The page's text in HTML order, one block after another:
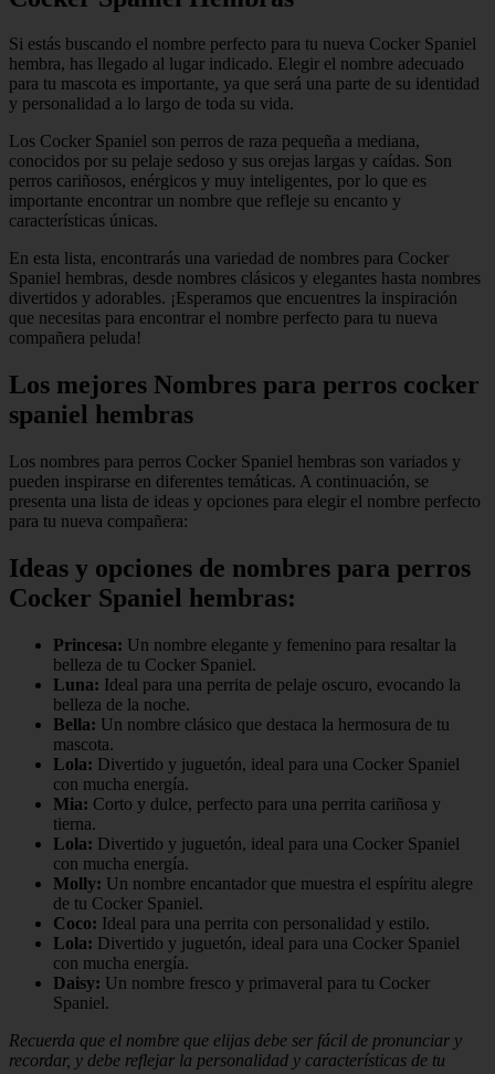
Si estás buscando el nombre perfecto para tu nueva Cocker Spaniel
hembra, has llegado al lugar indicado. Elegir el nombre adecuado
para tu mascota es importante, ya que será una parte de su identidad
y personalidad a lo largo de toda su vida.
Los Cocker Spaniel son perros de raza pequeña a mediana,
conocidos por su pelaje sedoso y sus orejas largas y caídas. Son
perros cariñosos, enérgicos y muy inteligentes, por lo que es
importante encontrar un nombre que refleje su encanto y
características únicas.
En esta lista, encontrarás una variedad de nombres para Cocker
Spaniel hembras, desde nombres clásicos y elegantes hasta nombres
divertidos y adorables. ¡Esperamos que encuentres la inspiración
que necesitas para encontrar el nombre perfecto para tu nueva
compañera peluda!
Los mejores Nombres para perros cocker
spaniel hembras
Los nombres para perros Cocker Spaniel hembras son variados y
pueden inspirarse en diferentes temáticas. A continuación, se
presenta una lista de ideas y opciones para elegir el nombre perfecto
para tu nueva compañera:
Ideas y opciones de nombres para perros
Cocker Spaniel hembras:
Princesa: Un nombre elegante y femenino para resaltar la
belleza de tu Cocker Spaniel.
Luna: Ideal para una perrita de pelaje oscuro, evocando la
belleza de la noche.
Bella: Un nombre clásico que destaca la hermosura de tu
mascota.
Lola: Divertido y juguetón, ideal para una Cocker Spaniel
con mucha energía.
Mia: Corto y dulce, perfecto para una perrita cariñosa y
tierna.
Lola: Divertido y juguetón, ideal para una Cocker Spaniel
con mucha energía.
Molly: Un nombre encantador que muestra el espíritu alegre
de tu Cocker Spaniel.
Coco: Ideal para una perrita con personalidad y estilo.
Lola: Divertido y juguetón, ideal para una Cocker Spaniel
con mucha energía.
Daisy: Un nombre fresco y primaveral para tu Cocker
Spaniel.
Recuerda que el nombre que elijas debe ser fácil de pronunciar y
recordar, y debe reflejar la personalidad y características de tu